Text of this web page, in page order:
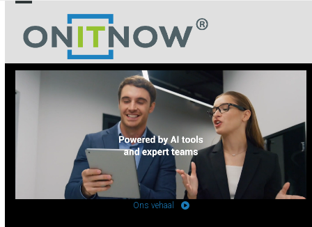
Skip
contentmobile
menu
mobile
menu
Ons vehaal